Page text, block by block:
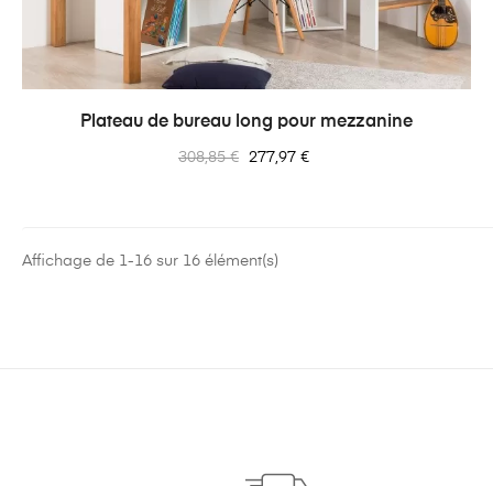
Plateau de bureau long pour mezzanine
Prix
308,85 € Prix
277,97 €
Affichage de 1-16 sur 16 élément(s)